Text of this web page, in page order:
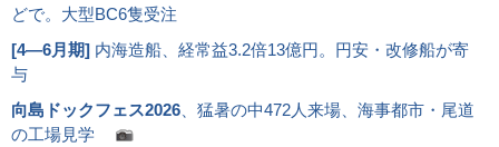
どで。大型BC6隻受注
[4―6月期] 内海造船、経常益3.2倍13億円。円安・改修船が寄
与
向島ドックフェス2026 、猛暑の中472人来場、海事都市・尾道
の工場見学